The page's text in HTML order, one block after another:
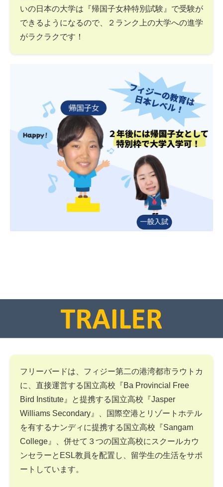
いの日本の大学は『帰国子女枠特別試験』で受験が
できるようになるので、２ランク上の大学への進学
がラクラクです！
フリーバードは、フィジー第二の港湾都市ラウトカ
に、直接運営する国立高校『Ba Provincial Free
Bird Institute』と提携する国立高校『Jasper
Williams Secondary』、国際空港とリゾートホテル
を有するナンディに提携する国立高校『Sangam
College』、併せて３つの国立高校にスクールカウ
ンセラーとESL教員を配置し、留学生の生活をサポ
ートしています。